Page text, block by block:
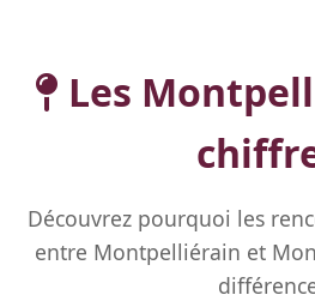
Les
Découvrez pourquoi les
entre Montpelliérain et